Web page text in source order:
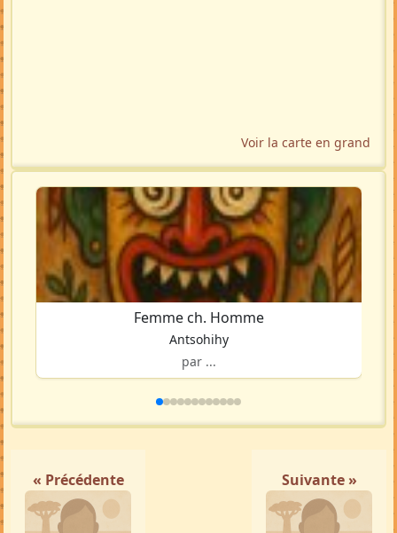
Voir la carte en grand
Femme ch. Homme
Antsohihy
par ...
« Précédente Suivante »